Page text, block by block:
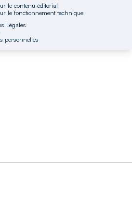
le contenu éditorial
le fonctionnement technique
Légales
personnelles